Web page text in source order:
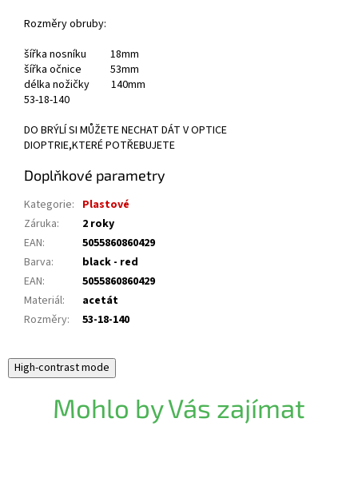
Rozměry obruby:
šířka nosníku 18mm
šířka očnice 53mm
délka nožičky 140mm
53-18-140
DO BRÝLÍ SI MŮŽETE NECHAT DÁT V OPTICE
DIOPTRIE,KTERÉ POTŘEBUJETE
Doplňkové parametry
Kategorie: Plastové
Záruka:
2 roky
EAN:
5055860860429
Barva:
black - red
EAN:
5055860860429
Materiál:
acetát
Rozměry: 53-18-140
High-contrast mode
Mohlo by Vás zajímat